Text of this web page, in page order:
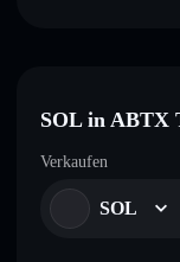
SOL in ABTX
Verkaufen
SOL